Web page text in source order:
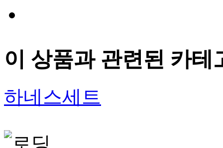
이 상품과 관련된 카테
하네스세트